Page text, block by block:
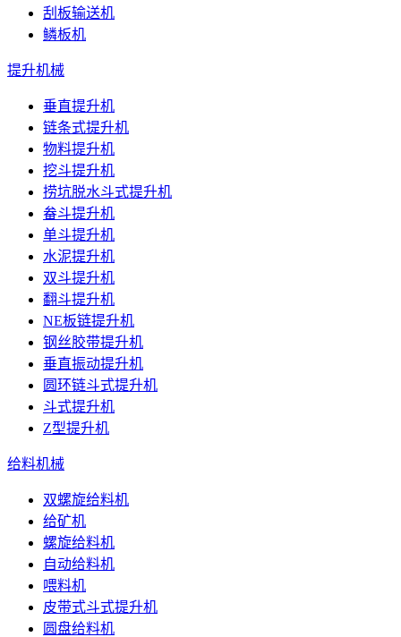
刮板输送机
鳞板机
提升机械
垂直提升机
链条式提升机
物料提升机
挖斗提升机
捞坑脱水斗式提升机
畚斗提升机
单斗提升机
水泥提升机
双斗提升机
翻斗提升机
NE板链提升机
钢丝胶带提升机
垂直振动提升机
圆环链斗式提升机
斗式提升机
Z型提升机
给料机械
双螺旋给料机
给矿机
螺旋给料机
自动给料机
喂料机
皮带式斗式提升机
圆盘给料机